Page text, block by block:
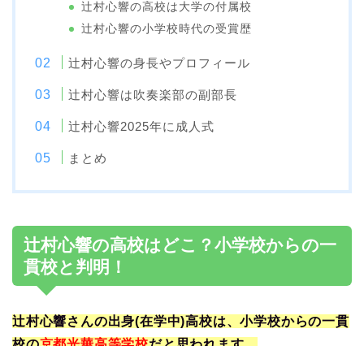
辻村心響の高校は大学の付属校
辻村心響の小学校時代の受賞歴
辻村心響の身長やプロフィール
辻村心響は吹奏楽部の副部長
辻村心響2025年に成人式
まとめ
辻村心響の高校はどこ？小学校からの一
貫校と判明！
辻村心響さんの出身(在学中)高校は、小学校からの一貫